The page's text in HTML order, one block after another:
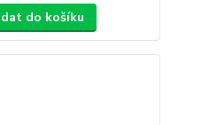
do košíku